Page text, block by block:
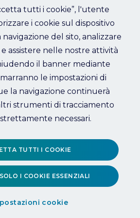
Refresh
tutti i cookie”, l'utente
i cookie sul dispositivo
del sito, analizzare
assistere nelle nostre attività
il banner mediante
le impostazioni di
la navigazione continuerà
strumenti di tracciamento
necessari.
cookie
I COOKIE ESSENZIALI
TUTTI I COOKIE